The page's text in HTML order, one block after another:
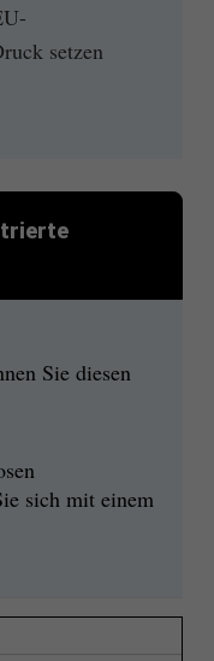
setzen
Sie diesen
sich mit einem